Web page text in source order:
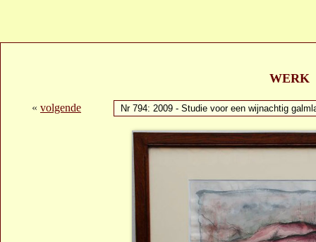
WERK
« volgende